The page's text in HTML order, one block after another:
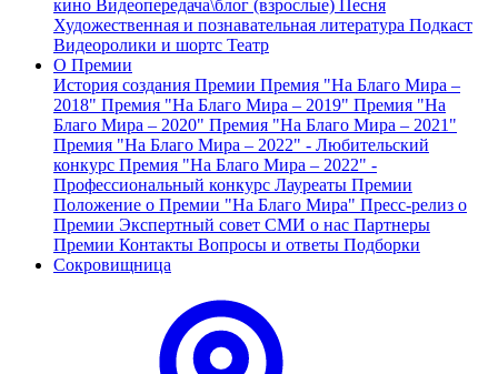
кино Видеопередача\блог (взрослые) Песня
Художественная и познавательная литература Подкаст
Видеоролики и шортс Театр
О Премии
История создания Премии Премия "На Благо Мира –
2018" Премия "На Благо Мира – 2019" Премия "На
Благо Мира – 2020" Премия "На Благо Мира – 2021"
Премия "На Благо Мира – 2022" - Любительский
конкурс Премия "На Благо Мира – 2022" -
Профессиональный конкурс Лауреаты Премии
Положение о Премии "На Благо Мира" Пресс-релиз о
Премии Экспертный совет СМИ о нас Партнеры
Премии Контакты Вопросы и ответы Подборки
Сокровищница